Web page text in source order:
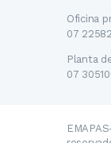
Oficina
07
Planta
07